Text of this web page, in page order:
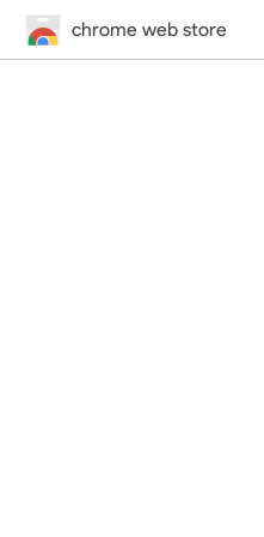
chrome web store